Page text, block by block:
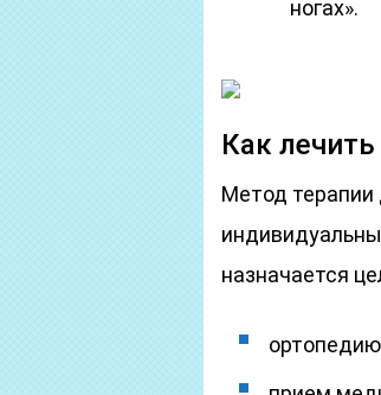
ногах».
Как
Метод терапии
назначается